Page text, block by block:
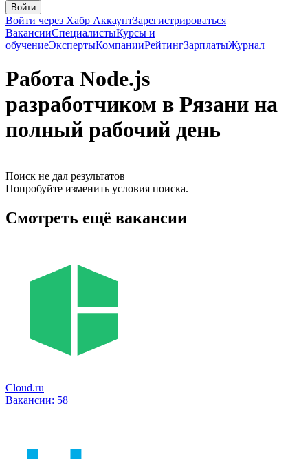
Войти
Войти через Хабр АккаунтЗарегистрироваться
ВакансииСпециалистыКурсы и
обучениеЭкспертыКомпанииРейтингЗарплатыЖурнал
Работа Node.js
разработчиком в Рязани на
полный рабочий день
Поиск не дал результатов
Попробуйте изменить условия поиска.
Смотреть ещё вакансии
Cloud.ru
Вакансии: 58